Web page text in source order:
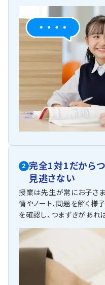
【公立中学校】
岡村中学校・森中学校・汐見
など
横浜国大付属中学
2 完全1対1だから
見逃さない
授業は先生が常にお子さ
情やノート、問題を解く様
を確認し、つまずきがあれ